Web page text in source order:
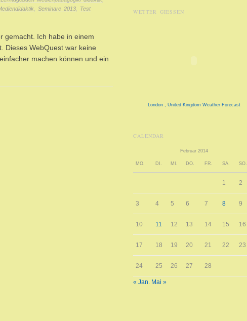
Seminare 2013
Test
gemacht. Ich habe in einem
Dieses WebQuest war keine
machen können und ein
WETTER GIESSEN
London , United Kingdom Weather Forecast
CALENDAR
Februar 2014
MO. DI. MI. DO. FR. SA. SO.
1 2
3 4 5 6 7 8 9
10 11 12 13 14 15 16
17 18 19 20 21 22 23
24 25 26 27 28
« Jan. Mai »